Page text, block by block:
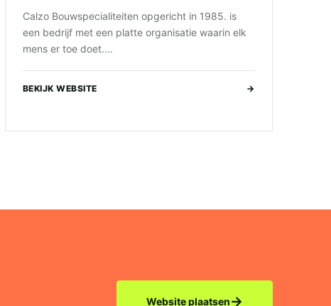
Calzo Bouwspecialiteiten opgericht in 1985. is
een bedrijf met een platte organisatie waarin elk
mens er toe doet....
BEKIJK WEBSITE →
Website plaatsen→